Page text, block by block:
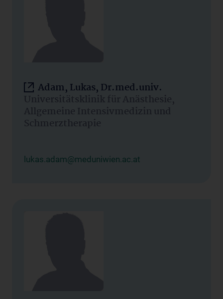
Adam, Lukas, Dr.med.univ.
Universitätsklinik für Anästhesie,
Allgemeine Intensivmedizin und
Schmerztherapie
lukas.adam@meduniwien.ac.at